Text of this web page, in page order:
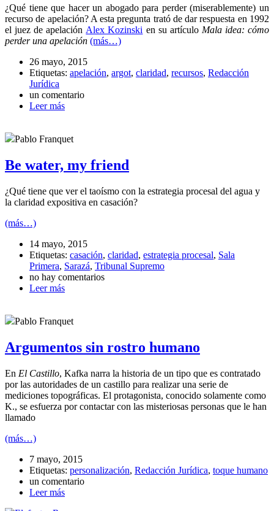
¿Qué tiene que hacer un abogado para perder (miserablemente) un
recurso de apelación? A esta pregunta trató de dar respuesta en 1992
el juez de apelaciónAlex Kozinski en su artículo Mala idea: cómo
perder una apelación (más…)
26 mayo, 2015
Etiquetas: apelación, argot, claridad, recursos, Redacción
Jurídica
un comentario
Leer más
Pablo Franquet
Be water, my friend
¿Qué tiene que ver el taoísmo con la estrategia procesal del agua y
la claridad expositiva en casación?
(más…)
14 mayo, 2015
Etiquetas: casación, claridad, estrategia procesal, Sala
Primera, Sarazá, Tribunal Supremo
no hay comentarios
Leer más
Pablo Franquet
Argumentos sin rostro humano
En El Castillo, Kafka narra la historia de un tipo que es contratado
por las autoridades de un castillo para realizar una serie de
mediciones topográficas. El protagonista, conocido solamente como
K., se esfuerza por contactar con las misteriosas personas que le han
llamado
(más…)
7 mayo, 2015
Etiquetas: personalización, Redacción Jurídica, toque humano
un comentario
Leer más